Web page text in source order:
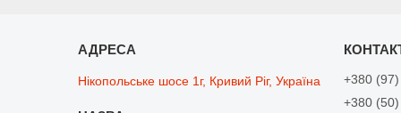
Нікопольське шосе 1г, Кривий Ріг, Україна
+380
+380